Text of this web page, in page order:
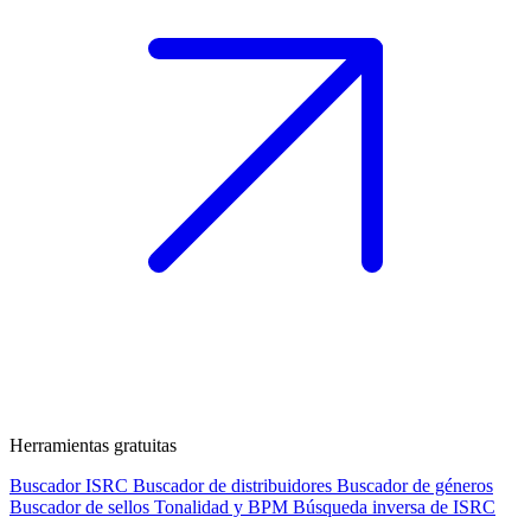
Herramientas gratuitas
Buscador ISRC Buscador de distribuidores Buscador de géneros
Buscador de sellos Tonalidad y BPM Búsqueda inversa de ISRC